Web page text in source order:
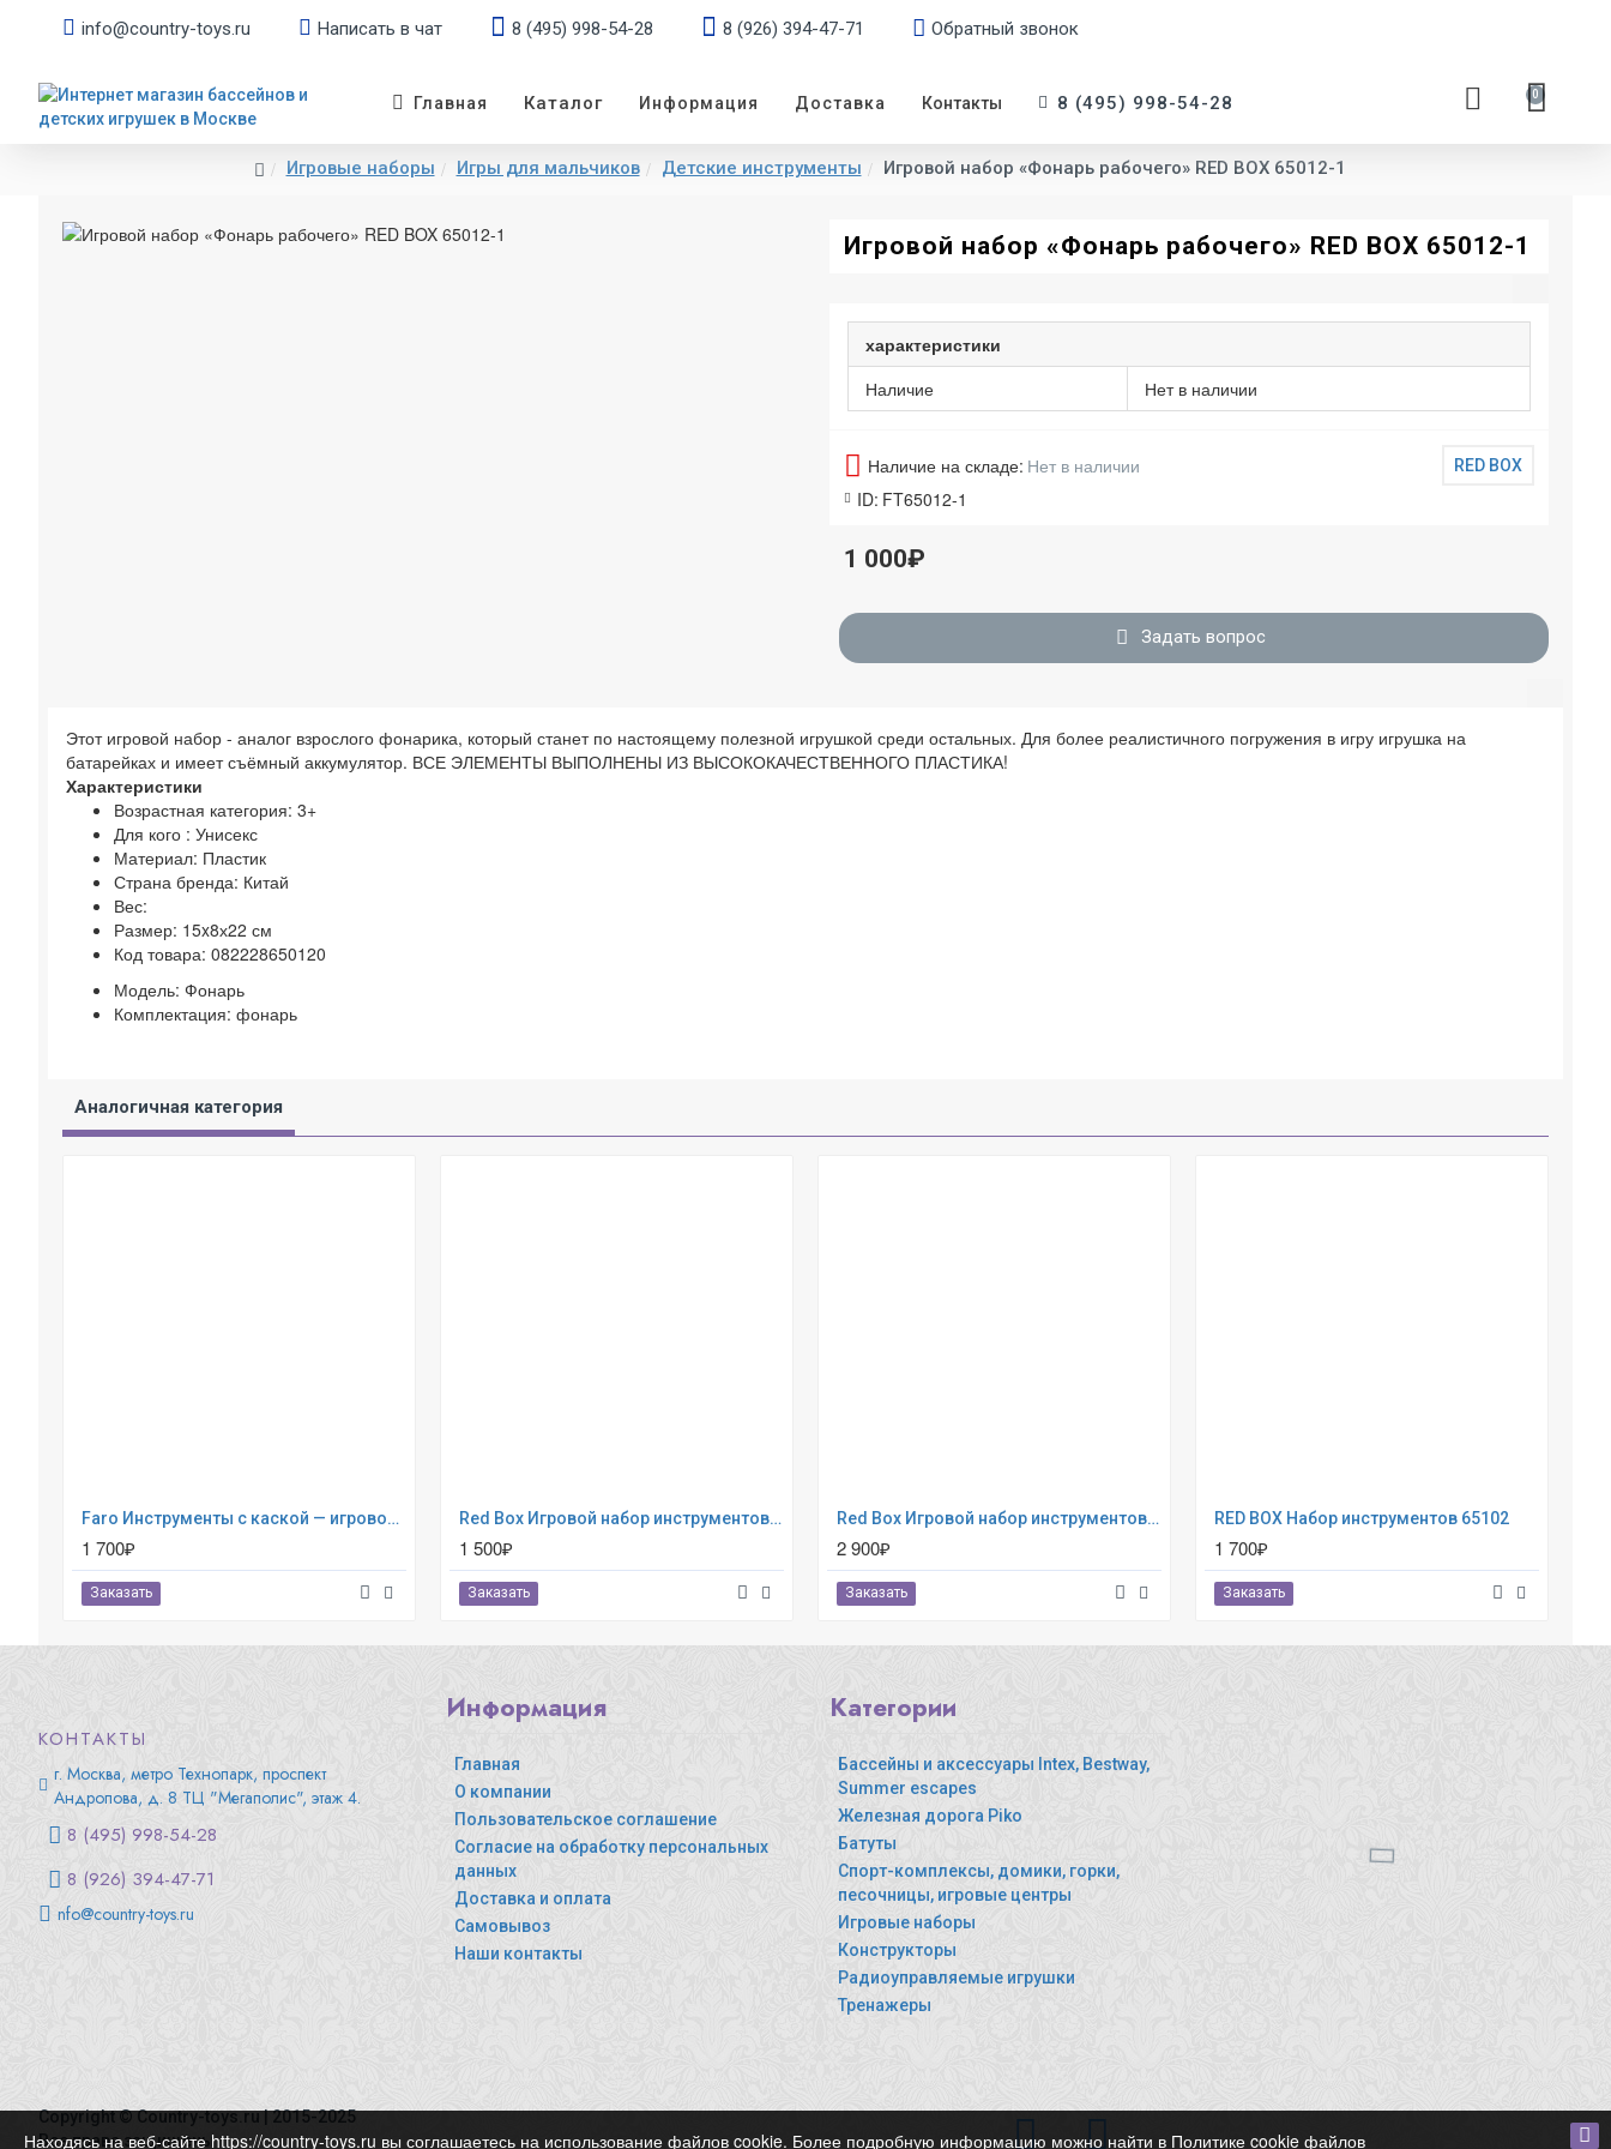
info@country-toys.ru Написать в чат 8 (495) 998-54-28 8 (926) 394-47-71 Обратный звонок
Главная Каталог Информация Доставка Контакты 8 (495) 998-54-28 0
Игровые наборы Игры для мальчиков Детские инструменты Игровой набор «Фонарь рабочего» RED BOX 65012-1
Игровой набор «Фонарь рабочего» RED BOX 65012-1
Наличие на складе: Нет в наличии
ID: FT65012-1
RED BOX
1 000₽
Задать вопрос
характеристики
Наличие
Нет в наличии
Этот игровой набор - аналог взрослого фонарика, который станет по настоящему полезной игрушкой среди остальных. Для более реалистичного погружения в игру игрушка на
батарейках и имеет съёмный аккумулятор. ВСЕ ЭЛЕМЕНТЫ ВЫПОЛНЕНЫ ИЗ ВЫСОКОКАЧЕСТВЕННОГО ПЛАСТИКА!
Характеристики
Возрастная категория: 3+
Для кого : Унисекс
Материал: Пластик
Страна бренда: Китай
Вес:
Размер: 15x8х22 см
Код товара: 082228650120
Модель: Фонарь
Комплектация: фонарь
Аналогичная категория
Faro Инструменты с каской — игровой набор для мальчиков, 5 предметов 4088
1 700₽
Заказать
Red Box Игровой набор инструментов 65177
1 500₽
Заказать
Red Box Игровой набор инструментов 65182
2 900₽
Заказать
RED BOX Набор инструментов 65102
1 700₽
Заказать
КОНТАКТЫ
г. Москва, метро Технопарк, проспект
Андропова, д. 8 ТЦ "Мегаполис", этаж 4.
8 (495) 998-54-28
8 (926) 394-47-71
nfo@country-toys.ru
Информация
Главная
О компании
Пользовательское соглашение
Согласие на обработку персональных
данных
Доставка и оплата
Самовывоз
Наши контакты
Категории
Бассейны и аксессуары Intex, Bestway,
Summer escapes
Железная дорога Piko
Батуты
Спорт-комплексы, домики, горки,
песочницы, игровые центры
Игровые наборы
Конструкторы
Радиоуправляемые игрушки
Тренажеры
Copyright © Country-toys.ru | 2015-2025
Все права защищены
Находясь на веб-сайте https://country-toys.ru вы соглашаетесь на использование файлов cookie. Более подробную информацию можно найти в Политике cookie файлов